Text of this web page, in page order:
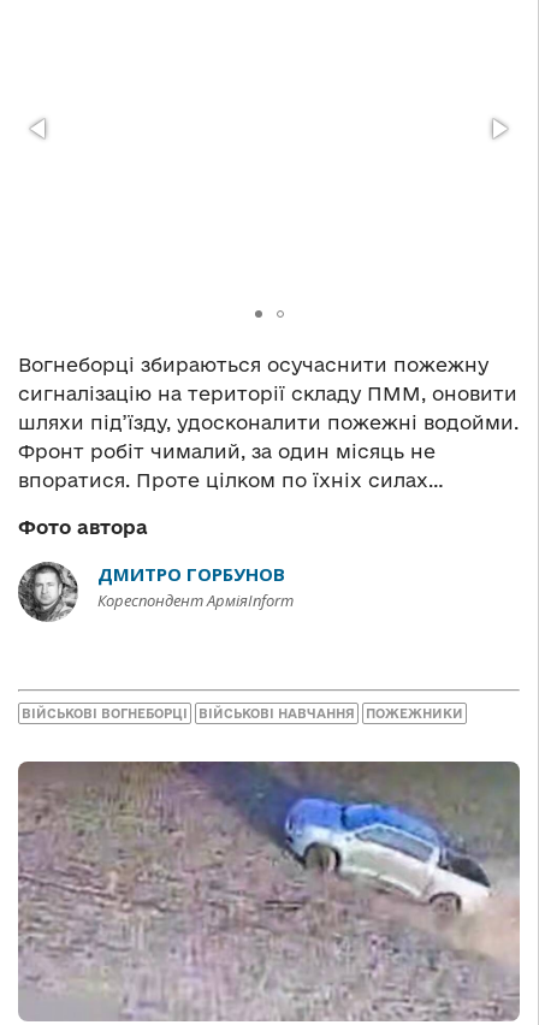
Вогнеборці збираються осучаснити пожежну
сигналізацію на території складу ПММ, оновити
шляхи під’їзду, удосконалити пожежні водойми.
Фронт робіт чималий, за один місяць не
впоратися. Проте цілком по їхніх силах…
Фото автора
ДМИТРО ГОРБУНОВ
Кореспондент АрміяInform
ВІЙСЬКОВІ ВОГНЕБОРЦІ ВІЙСЬКОВІ НАВЧАННЯ ПОЖЕЖНИКИ